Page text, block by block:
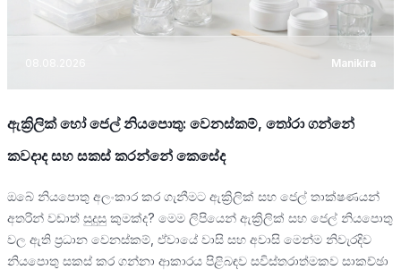
Manikira
ඇක්‍රිලික් හෝ ජෙල් නියපොතු: වෙනස්කම්, තෝරා ගන්නේ
කවදාද සහ සකස් කරන්නේ කෙසේද
ඔබේ නියපොතු අලංකාර කර ගැනීමට ඇක්‍රිලික් සහ ජෙල් තාක්ෂණයන්
අතරින් වඩාත් සුදුසු කුමක්ද? මෙම ලිපියෙන් ඇක්‍රිලික් සහ ජෙල් නියපොතු
වල ඇති ප්‍රධාන වෙනස්කම්, ඒවායේ වාසි සහ අවාසි මෙන්ම නිවැරදිව
නියපොතු සකස් කර ගන්නා ආකාරය පිළිබඳව සවිස්තරාත්මකව සාකච්ඡා